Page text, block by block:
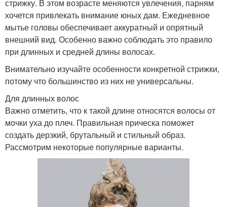
стрижку. В этом возрасте меняются увлечения, парням
хочется привлекать внимание юных дам. Ежедневное
мытье головы обеспечивает аккуратный и опрятный
внешний вид. Особенно важно соблюдать это правило
при длинных и средней длины волосах.
Внимательно изучайте особенности конкретной стрижки,
потому что большинство из них не универсальны.
Для длинных волос
Важно отметить, что к такой длине относятся волосы от
мочки уха до плеч. Правильная прическа поможет
создать дерзкий, брутальный и стильный образ.
Рассмотрим некоторые популярные варианты.